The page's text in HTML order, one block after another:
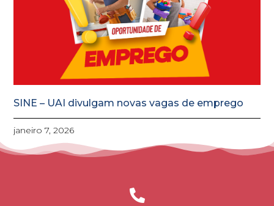
SINE – UAI divulgam novas vagas de emprego
janeiro 7, 2026